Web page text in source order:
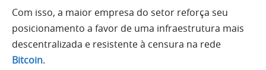
Com isso, a maior empresa do setor reforça seu
posicionamento a favor de uma infraestrutura mais
descentralizada e resistente à censura na rede
Bitcoin.